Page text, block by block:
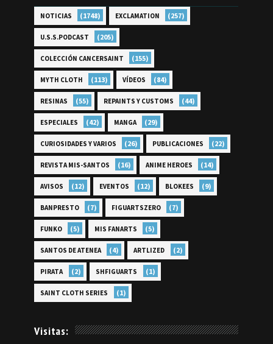
NOTICIAS (1748) EXCLAMATION (257)
U.S.S.PODCAST (205)
COLECCIÓN CANCERSAINT (155)
MYTH CLOTH (113) VÍDEOS (84)
RESINAS (55) REPAINTS Y CUSTOMS (44)
ESPECIALES (42) MANGA (29)
CURIOSIDADES Y VARIOS (26) PUBLICACIONES (22)
REVISTA MIS-SANTOS (16) ANIME HEROES (14)
AVISOS (12) EVENTOS (12) BLOKEES (9)
BANPRESTO (7) FIGUARTSZERO (7)
FUNKO (5) MIS FANARTS (5)
SANTOS DE ATENEA (4) ARTLIZED (2)
PIRATA (2) SHFIGUARTS (1)
SAINT CLOTH SERIES (1)
Visitas: